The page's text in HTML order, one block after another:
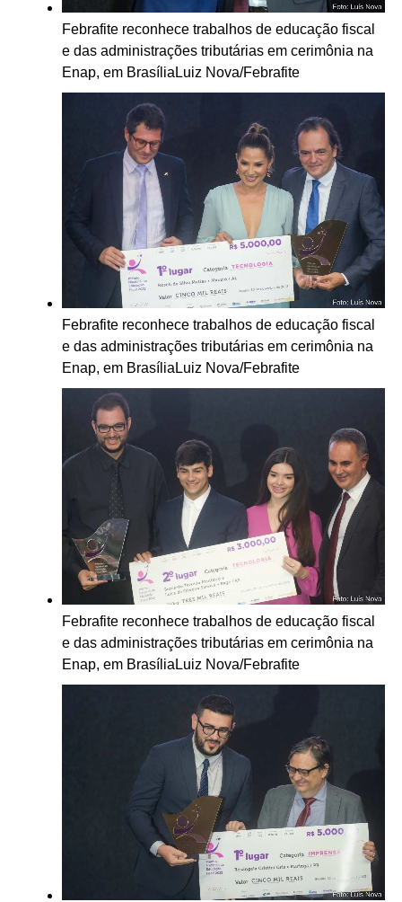
Febrafite reconhece trabalhos de educação fiscal
e das administrações tributárias em cerimônia na
Enap, em Brasília Luiz Nova/Febrafite
Febrafite reconhece trabalhos de educação fiscal
e das administrações tributárias em cerimônia na
Enap, em Brasília Luiz Nova/Febrafite
Febrafite reconhece trabalhos de educação fiscal
e das administrações tributárias em cerimônia na
Enap, em Brasília Luiz Nova/Febrafite